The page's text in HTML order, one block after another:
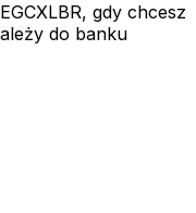
gdy chcesz
do banku